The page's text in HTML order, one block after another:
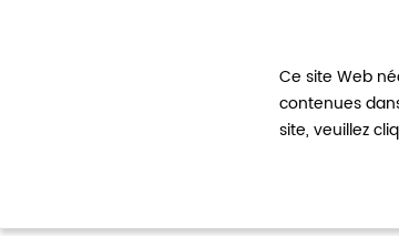
Ce site Web
contenues
site, veuillez